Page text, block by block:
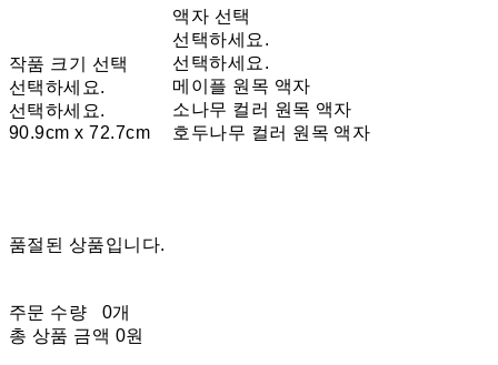
작품 크기 선택
선택하세요.
선택하세요.
90.9cm x 72.7cm
액자 선택
선택하세요.
선택하세요.
메이플 원목 액자
소나무 컬러 원목 액자
호두나무 컬러 원목 액자
품절된 상품입니다.
주문 수량
0개
총 상품 금액 0원